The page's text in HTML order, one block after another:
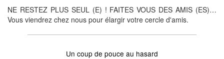
NE RESTEZ PLUS SEUL (E) ! FAITES VOUS DES AMIS (ES)…
Vous viendrez chez nous pour élargir votre cercle d'amis.
Un coup de pouce au hasard